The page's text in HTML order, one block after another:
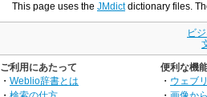
This page uses the JMdictdictionary files.
ビ
ご利用にあたって
・ Weblio辞書とは
便利な機
・ ウェブ